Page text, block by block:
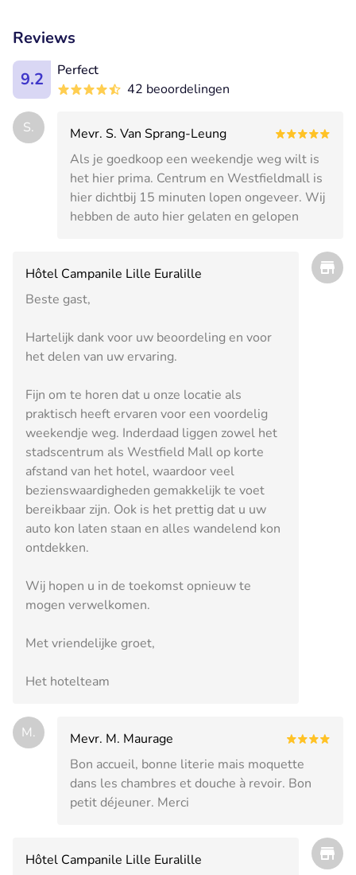
Reviews
9.2
Perfect
42 beoordelingen
S.
Mevr. S. Van Sprang-Leung
Als je goedkoop een weekendje weg wilt is
het hier prima. Centrum en Westfieldmall is
hier dichtbij 15 minuten lopen ongeveer. Wij
hebben de auto hier gelaten en gelopen
Hôtel Campanile Lille Euralille
Beste gast,
Hartelijk dank voor uw beoordeling en voor
het delen van uw ervaring.
Fijn om te horen dat u onze locatie als
praktisch heeft ervaren voor een voordelig
weekendje weg. Inderdaad liggen zowel het
stadscentrum als Westfield Mall op korte
afstand van het hotel, waardoor veel
bezienswaardigheden gemakkelijk te voet
bereikbaar zijn. Ook is het prettig dat u uw
auto kon laten staan en alles wandelend kon
ontdekken.
Wij hopen u in de toekomst opnieuw te
mogen verwelkomen.
Met vriendelijke groet,
Het hotelteam
M.
Mevr. M. Maurage
Bon accueil, bonne literie mais moquette
dans les chambres et douche à revoir. Bon
petit déjeuner. Merci
Hôtel Campanile Lille Euralille